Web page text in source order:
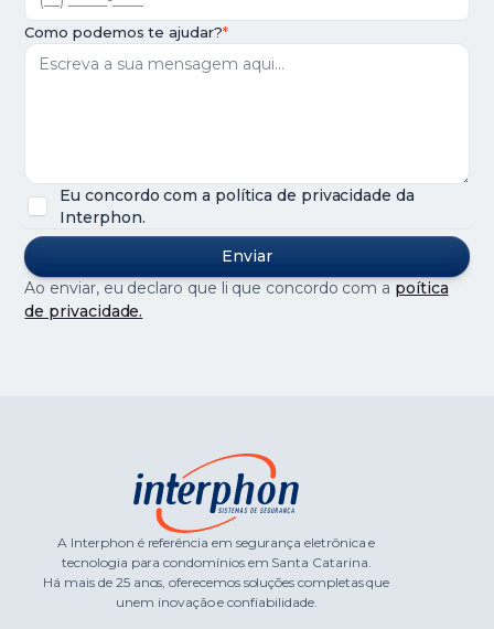
Como podemos te ajudar?*
Eu concordo com a política de privacidade da
Interphon.
Ao enviar, eu declaro que li que concordo com a poítica
de privacidade.
A Interphon é referência em segurança eletrônica e
tecnologia para condomínios em Santa Catarina.
Há mais de 25 anos, oferecemos soluções completas que
unem inovação e confiabilidade.